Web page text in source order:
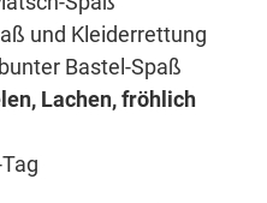
und Kleiderrettung
Bastel-Spaß
Lachen, fröhlich